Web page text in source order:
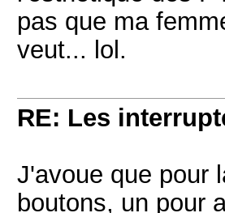
pas que ma
veut... lol.
RE: Les
J'avoue que pour
boutons, un pour